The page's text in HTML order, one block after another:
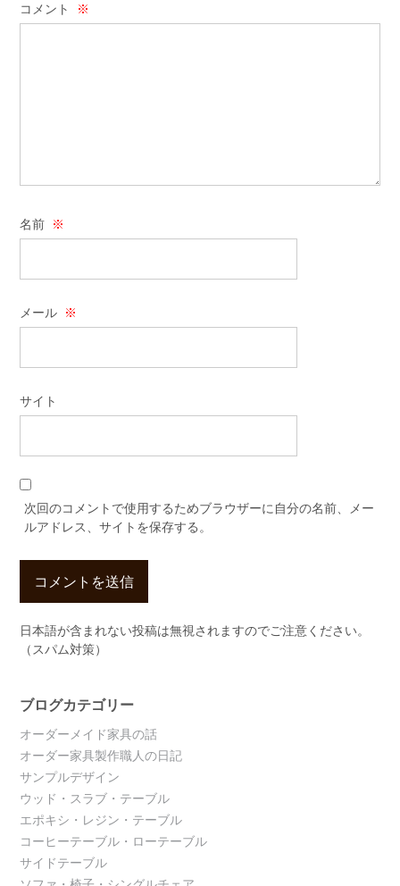
コメント ※
名前 ※
メール ※
サイト
次回のコメントで使用するためブラウザーに自分の名前、メー
ルアドレス、サイトを保存する。
日本語が含まれない投稿は無視されますのでご注意ください。
（スパム対策）
ブログカテゴリー
オーダーメイド家具の話
オーダー家具製作職人の日記
サンプルデザイン
ウッド・スラブ・テーブル
エポキシ・レジン・テーブル
コーヒーテーブル・ローテーブル
サイドテーブル